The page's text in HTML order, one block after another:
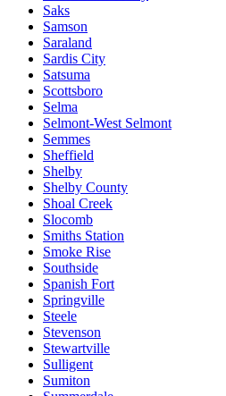
Saks
Samson
Saraland
Sardis City
Satsuma
Scottsboro
Selma
Selmont-West Selmont
Semmes
Sheffield
Shelby
Shelby County
Shoal Creek
Slocomb
Smiths Station
Smoke Rise
Southside
Spanish Fort
Springville
Steele
Stevenson
Stewartville
Sulligent
Sumiton